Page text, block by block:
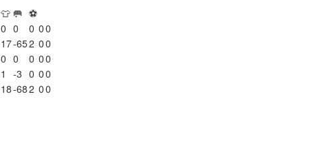
👕 🥅 ⚽
0 0 0 00
17-652 00
0 0 0 00
1 -3 0 00
18-682 00